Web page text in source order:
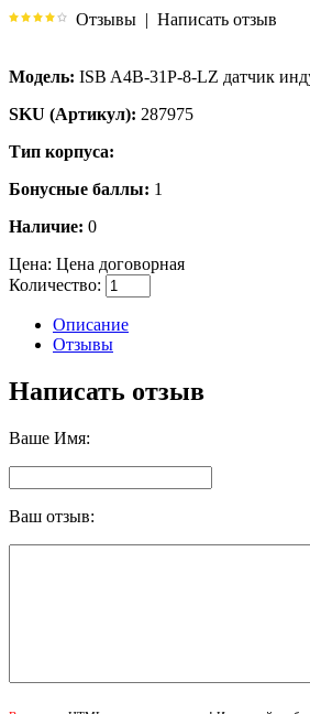
Отзывы | Написать отзыв
Модель: ISB A4B-31P-8-LZ датчик
SKU (Артикул): 287975
Тип корпуса:
Бонусные баллы: 1
Наличие: 0
Цена: Цена договорная
Количество:
Описание
Отзывы
Написать отзыв
Ваше Имя:
Ваш отзыв: